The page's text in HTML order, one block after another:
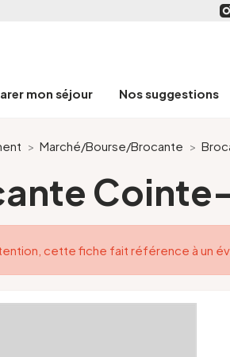
mon séjour Nos suggestions
> Marché/Bourse/Brocante >
cette fiche fait référence à un